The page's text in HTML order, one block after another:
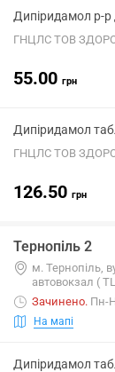
Дипіридамол р-
ГНЦЛС ТОВ
55.00 грн
Дипіридамол
ГНЦЛС ТОВ
126.50 грн
Тернопіль 2
м. Тернопіль,
автовокзал (
Зачинено. Пн-
На мапі
Дипіридамол